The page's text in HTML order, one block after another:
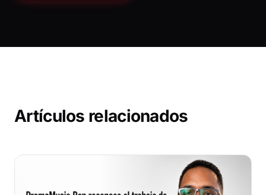
Artículos relacionados